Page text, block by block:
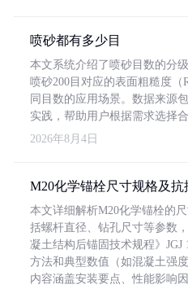
喷砂都有多少目
本文系统介绍了喷砂目数的分
喷砂200目对应的表面粗糙度（
同目数的应用场景。数据来源
实践，帮助用户根据需求选择
2026年8月4日
M20化学锚栓尺寸规格及
本文详细解析M20化学锚栓的
括螺杆直径、钻孔尺寸等参数
凝土结构后锚固技术规程》
方法和典型数值（如混凝土强
内容涵盖安装要点、性能影响